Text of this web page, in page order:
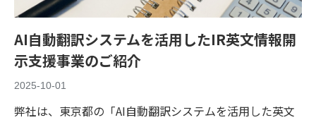
AI自動翻訳システムを活用したIR英文情報開
示支援事業のご紹介
2025-10-01
弊社は、東京都の「AI自動翻訳システムを活用した英文